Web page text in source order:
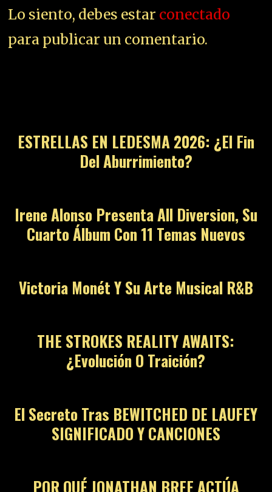
Lo siento, debes estar conectado
para publicar un comentario.
ESTRELLAS EN LEDESMA 2026: ¿El Fin
Del Aburrimiento?
Irene Alonso Presenta All Diversion, Su
Cuarto Álbum Con 11 Temas Nuevos
03
Victoria Monét Y Su Arte Musical R&B
04
THE STROKES REALITY AWAITS:
¿Evolución O Traición?
El Secreto Tras BEWITCHED DE LAUFEY
SIGNIFICADO Y CANCIONES06
POR QUÉ JONATHAN BREE ACTÚA